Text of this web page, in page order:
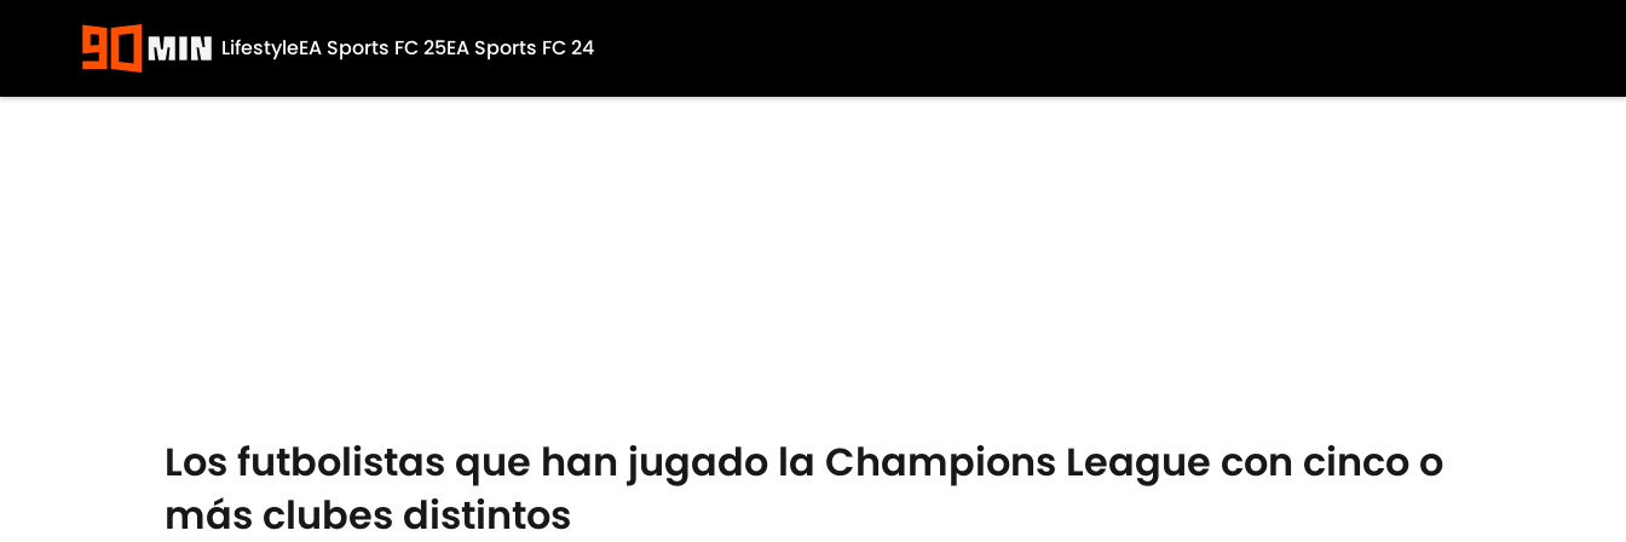
LifestyleEA Sports FC 25EA Sports FC 24
Los futbolistas que han jugado la Champions League con cinco o
más clubes distintos